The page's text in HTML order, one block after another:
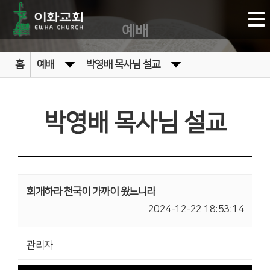
예배
홈 예배 박영배 목사님 설교
박영배 목사님 설교
회개하라 천국이 가까이 왔느니라
2024-12-22 18:53:14
관리자